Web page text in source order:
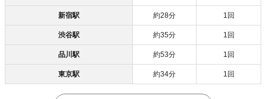
新宿駅 約28分 1回
渋谷駅 約35分 1回
品川駅 約53分 1回
東京駅 約34分 1回